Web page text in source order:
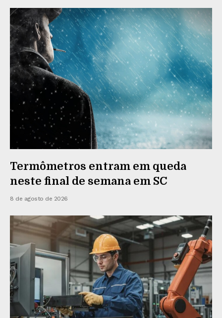
Termômetros entram em queda
neste final de semana em SC
8 de agosto de 2026